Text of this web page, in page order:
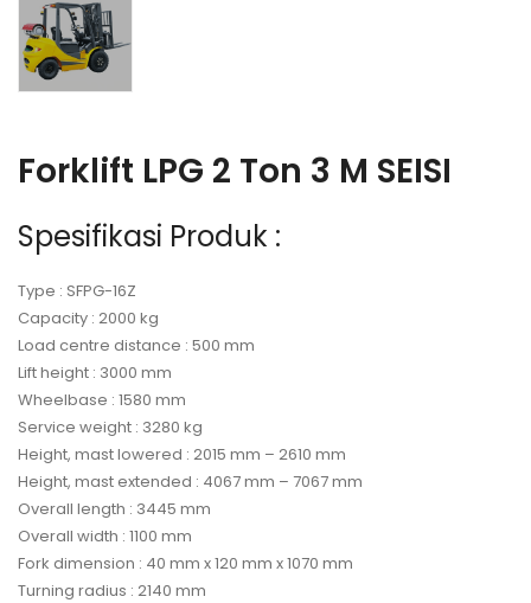
Forklift LPG 2 Ton 3 M SEISI
Spesifikasi Produk :
Type : SFPG-16Z
Capacity : 2000 kg
Load centre distance : 500 mm
Lift height : 3000 mm
Wheelbase : 1580 mm
Service weight : 3280 kg
Height, mast lowered : 2015 mm – 2610 mm
Height, mast extended : 4067 mm – 7067 mm
Overall length : 3445 mm
Overall width : 1100 mm
Fork dimension : 40 mm x 120 mm x 1070 mm
Turning radius : 2140 mm